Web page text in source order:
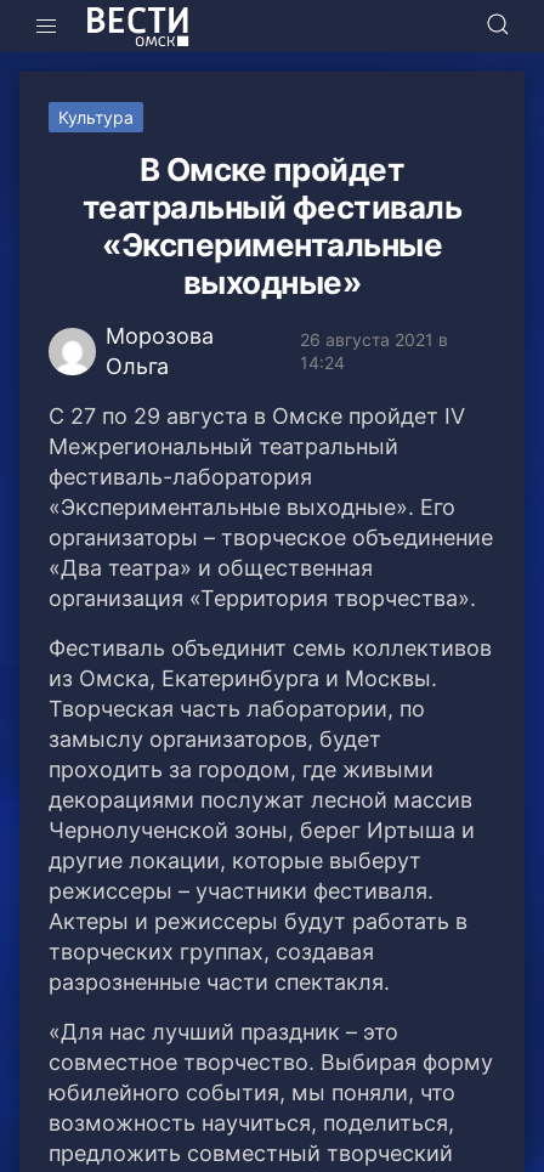
Культура
В Омске пройдет
театральный фестиваль
«Экспериментальные
выходные»
Морозова
Ольга
26 августа 2021 в
14:24
С 27 по 29 августа в Омске пройдет IV
Межрегиональный театральный
фестиваль-лаборатория
«Экспериментальные выходные». Его
организаторы – творческое объединение
«Два театра» и общественная
организация «Территория творчества».
Фестиваль объединит семь коллективов
из Омска, Екатеринбурга и Москвы.
Творческая часть лаборатории, по
замыслу организаторов, будет
проходить за городом, где живыми
декорациями послужат лесной массив
Чернолученской зоны, берег Иртыша и
другие локации, которые выберут
режиссеры – участники фестиваля.
Актеры и режиссеры будут работать в
творческих группах, создавая
разрозненные части спектакля.
«Для нас лучший праздник – это
совместное творчество. Выбирая форму
юбилейного события, мы поняли, что
возможность научиться, поделиться,
предложить совместный творческий